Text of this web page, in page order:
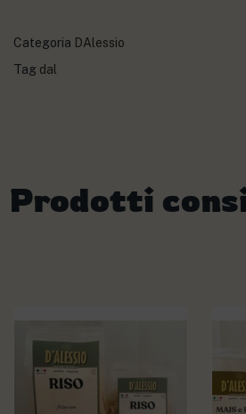
Categoria DAlessio
Tag dal
Prodotti